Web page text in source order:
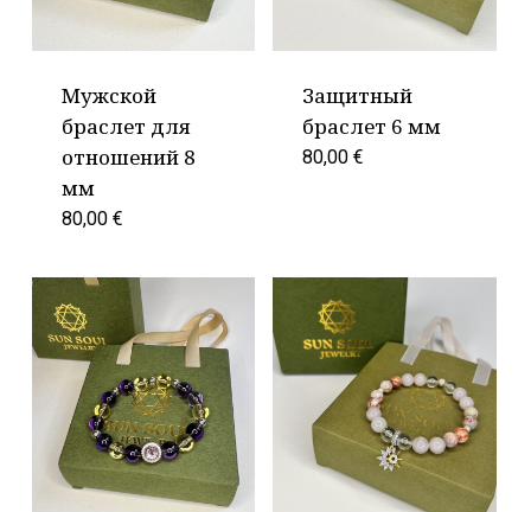
Мужской
браслет для
отношений 8
мм
80,00 €
Защитный
браслет 6 мм
80,00€